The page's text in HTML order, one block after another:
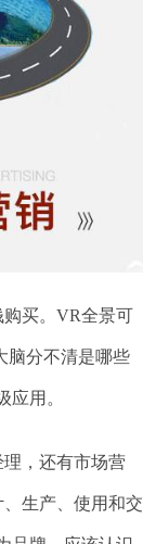
买。VR全景可
脑分不清是哪些
用。
，还有市场营
生产、使用和交